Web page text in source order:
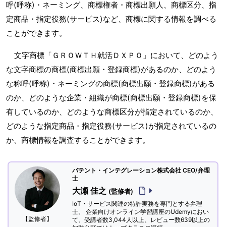
呼(呼称)・ネーミング、商標権者・商標出願人、商標区分、指
定商品・指定役務(サービス)など、商標に関する情報を調べる
ことができます。
文字商標「ＧＲＯＷＴＨ就活ＤＸＰＯ」において、どのよう
な文字商標の商標(商標出願・登録商標)があるのか、どのよう
な称呼(呼称)・ネーミングの商標(商標出願・登録商標)がある
のか、どのような企業・組織が商標(商標出願・登録商標)を保
有しているのか、どのような商標区分が指定されているのか、
どのような指定商品・指定役務(サービス)が指定されているの
か、商標情報を調査することができます。
【監修者】
パテント・インテグレーション株式会社 CEO/弁理
士
大瀬 佳之 (監修者)
IoT・サービス関連の特許実務を専門とする弁理
士。 企業向けオンライン学習講座のUdemyにおい
て、受講者数3,044人以上、レビュー数639以上の